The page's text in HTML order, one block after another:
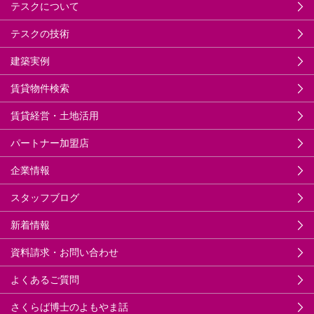
テスクについて
テスクの技術
建築実例
賃貸物件検索
賃貸経営・土地活用
パートナー加盟店
企業情報
スタッフブログ
新着情報
資料請求・お問い合わせ
よくあるご質問
さくらば博士のよもやま話